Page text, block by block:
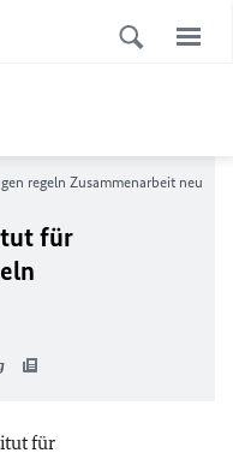
regeln Zusammenarbeit neu
für
für